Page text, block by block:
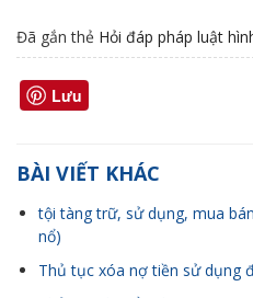
Đã gắn thẻ Hỏi đáp pháp luật
Lưu
BÀI VIẾT KHÁC
tội tàng trữ, sử dụng, mua
nổ)
Thủ tục xóa nợ tiền sử dụng